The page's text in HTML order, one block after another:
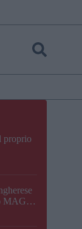
proprio
MAGA,